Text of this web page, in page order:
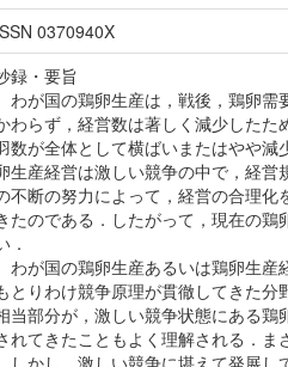
0370940X
録・要旨
わが国の鶏卵生産は，戦後，鶏卵需
わらず，経営数は著しく減少した
数が全体として横ばいまたはやや
生産経営は激しい競争の中で，経
不断の努力によって，経営の合理
たのである．したがって，現在の
．
わが国の鶏卵生産あるいは鶏卵生産
とりわけ競争原理が貫徹してきた
当部分が，激しい競争状態にある
れてきたこともよく理解される．ま
しかし，激しい競争に堪えて発展し